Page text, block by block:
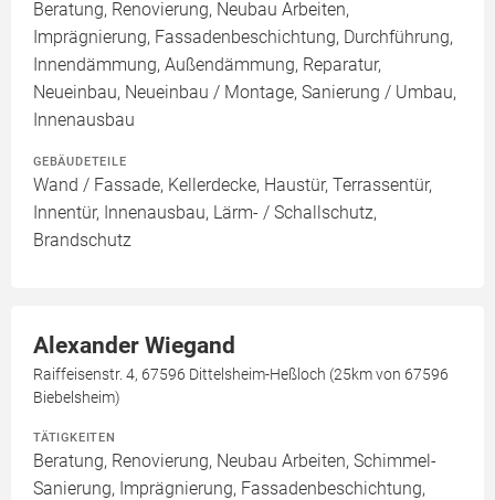
Beratung, Renovierung, Neubau Arbeiten,
Imprägnierung, Fassadenbeschichtung, Durchführung,
Innendämmung, Außendämmung, Reparatur,
Neueinbau, Neueinbau / Montage, Sanierung / Umbau,
Innenausbau
GEBÄUDETEILE
Wand / Fassade, Kellerdecke, Haustür, Terrassentür,
Innentür, Innenausbau, Lärm- / Schallschutz,
Brandschutz
Alexander Wiegand
Raiffeisenstr. 4, 67596 Dittelsheim-Heßloch (25km von 67596
Biebelsheim)
TÄTIGKEITEN
Beratung, Renovierung, Neubau Arbeiten, Schimmel-
Sanierung, Imprägnierung, Fassadenbeschichtung,